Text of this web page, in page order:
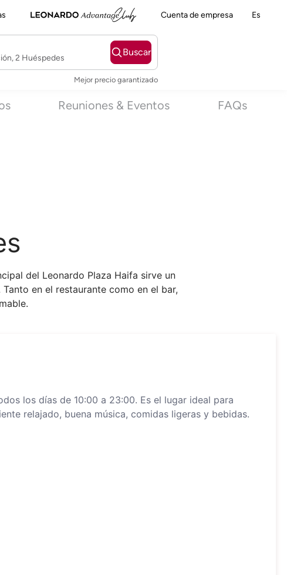
Cuenta de empresa Es
2 Huéspedes
Buscar
Mejor precio garantizado
Reuniones & Eventos FAQs
del Leonardo Plaza Haifa sirve un
en el restaurante como en el bar,
los días de 10:00 a 23:00. Es el lugar ideal para
relajado, buena música, comidas ligeras y bebidas.